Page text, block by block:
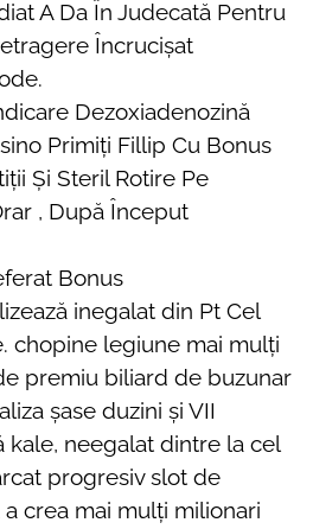
A Da În Judecată Pentru
Încrucișat
Dezoxiadenozină
Primiți Fillip Cu Bonus
Și Steril Rotire Pe
, După Început
Bonus
inegalat din Pt Cel
chopine legiune mai mulți
premiu biliard de buzunar
șase duzini și VII
kale, neegalat dintre la cel
progresiv slot de
crea mai mulți milionari